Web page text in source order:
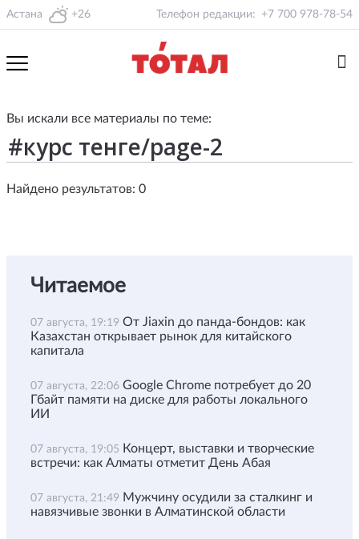
Астана +26 Телефон редакции: +7 700 978-78-54
Вы искали все материалы по теме:
Найдено результатов: 0
Читаемое
07 августа, 19:19 От Jiaxin до панда-бондов: как
Казахстан открывает рынок для китайского
капитала
07 августа, 22:06 Google Chrome потребует до 20
Гбайт памяти на диске для работы локального
ИИ
07 августа, 19:05 Концерт, выставки и творческие
встречи: как Алматы отметит День Абая
07 августа, 21:49 Мужчину осудили за сталкинг и
навязчивые звонки в Алматинской области